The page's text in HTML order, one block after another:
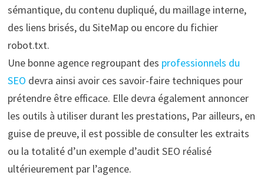
sémantique, du contenu dupliqué, du maillage interne,
des liens brisés, du SiteMap ou encore du fichier
robot.txt.
Une bonne agence regroupant des professionnels du
SEO devra ainsi avoir ces savoir-faire techniques pour
prétendre être efficace. Elle devra également annoncer
les outils à utiliser durant les prestations, Par ailleurs, en
guise de preuve, il est possible de consulter les extraits
ou la totalité d’un exemple d’audit SEO réalisé
ultérieurement par l’agence.